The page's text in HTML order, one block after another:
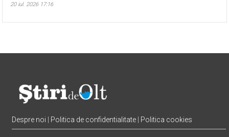
20 iul. 2026 17:16
Despre noi Politica de confidentialitate Politica cookies